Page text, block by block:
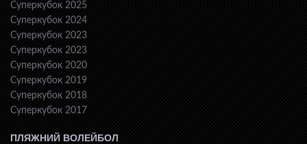
Суперкубок 2025
Суперкубок 2024
Суперкубок 2023
Суперкубок 2023
Суперкубок 2020
Суперкубок 2019
Суперкубок 2018
Суперкубок 2017
ПЛЯЖНИЙ ВОЛЕЙБОЛ